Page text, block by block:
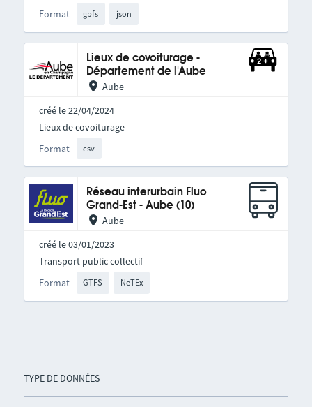
TYPE DE DONNÉES
Format gbfs json
Lieux de covoiturage -
Département de l'Aube
Aube
créé le 22/04/2024
Format csv
Lieux de covoiturage
Réseau interurbain Fluo
Grand-Est - Aube (10)
Aube
créé le 03/01/2023
Format GTFS NeTEx
Transport public collectif